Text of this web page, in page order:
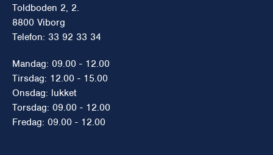
Toldboden 2, 2.
8800 Viborg
Telefon: 33 92 33 34
Mandag: 09.00 - 12.00
Tirsdag: 12.00 - 15.00
Onsdag: lukket
Torsdag: 09.00 - 12.00
Fredag: 09.00 - 12.00